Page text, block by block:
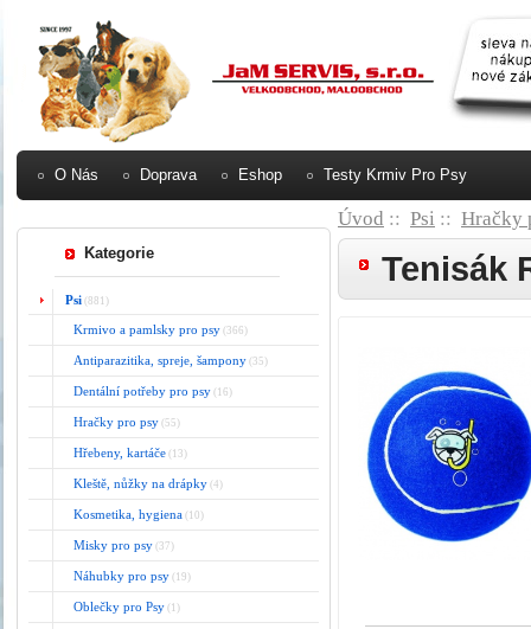
O Nás Doprava Eshop Testy Krmiv Pro Psy
Kategorie
Psi (881)
Krmivo a pamlsky pro psy (366)
Antiparazitika, spreje, šampony (35)
Dentální potřeby pro psy (16)
Hračky pro psy (55)
Hřebeny, kartáče (13)
Kleště, nůžky na drápky (4)
Kosmetika, hygiena (10)
Misky pro psy (37)
Náhubky pro psy (19)
Oblečky pro Psy (1)
Úvod :: Psi :: Hračky
Tenisák